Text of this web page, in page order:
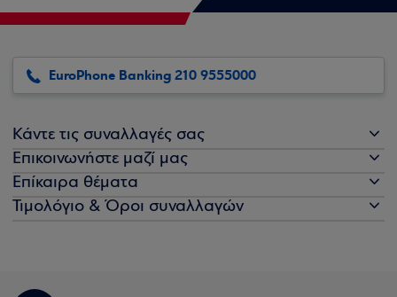
EuroPhone Banking 210 9555000
Κάντε τις συναλλαγές σας
Επικοινωνήστε μαζί μας
Επίκαιρα θέματα
Τιμολόγιο & Όροι συναλλαγών